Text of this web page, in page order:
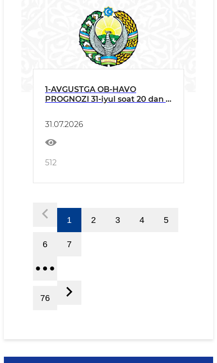
1-AVGUSTGA OB-HAVO
PROGNOZI 31-iyul soat 20 dan 1-
31.07.2026
512
1 2 3 4 5
6 7
76